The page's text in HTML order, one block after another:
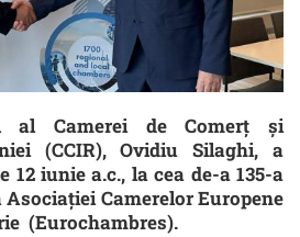
al Camerei de Comerț și
(CCIR), Ovidiu Silaghi, a
12 iunie a.c., la cea de-a 135-a
Asociaţiei Camerelor Europene
(Eurochambres).